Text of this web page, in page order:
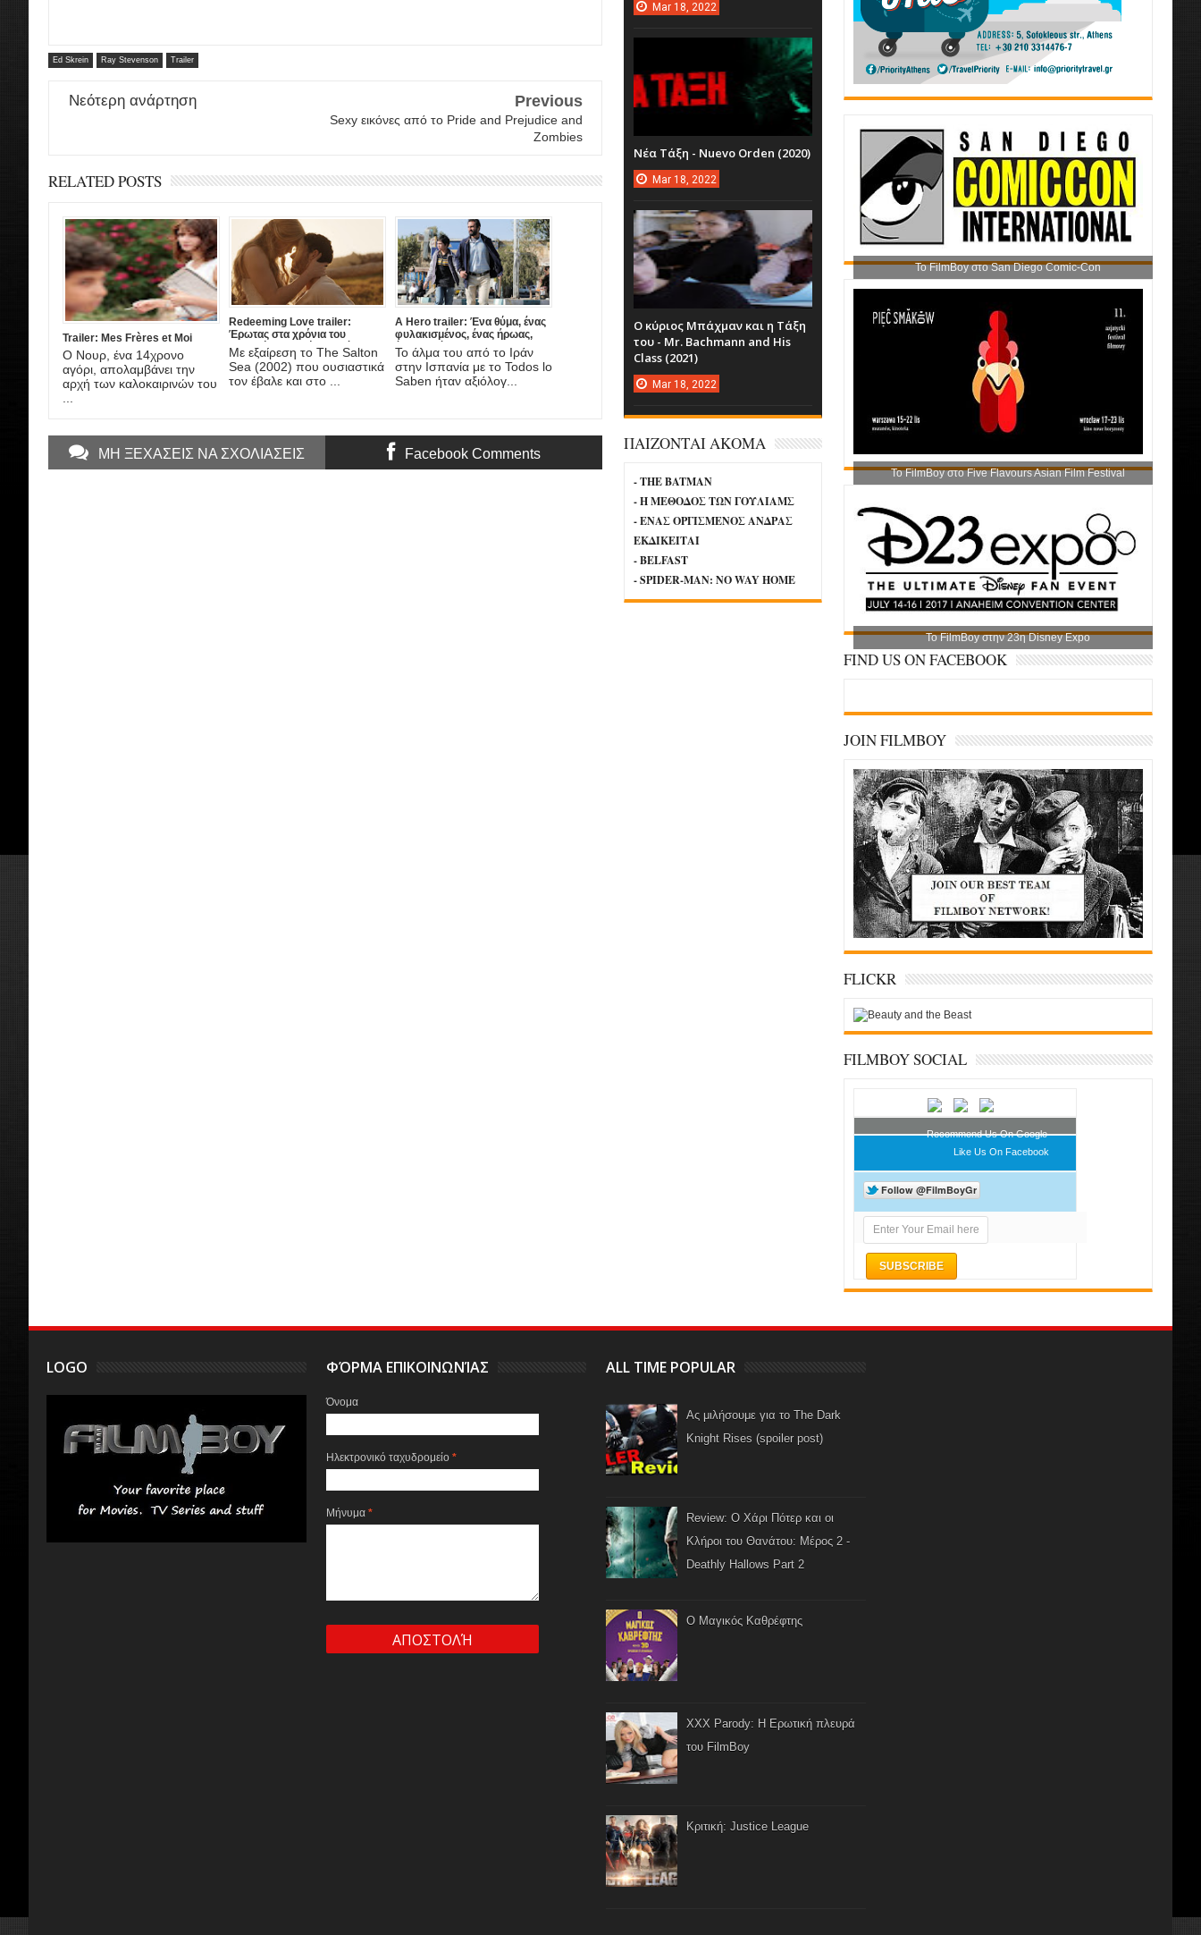
Ed Skrein Ray Stevenson Trailer
Νεότερη ανάρτηση Previous
Sexy εικόνες από το Pride and Prejudice and
Zombies
RELATED POSTS
Trailer: Mes Frères et Moi
Ο Νουρ, ένα 14χρονο
αγόρι, απολαμβάνει την
αρχή των καλοκαιρινών του
...
Redeeming Love trailer:
Έρωτας στα χρόνια του
Χρυσού Πυρετού, στη νέα
ταινία του DJ Caruso
Με εξαίρεση το The Salton
Sea (2002) που ουσιαστικά
τον έβαλε και στο ...
A Hero trailer: Ένα θύμα, ένας
φυλακισμένος, ένας ήρωας,
ένας πατέρας. Έρχεται στο
Amazon η νέα ταινία του
Asghar Farhadi!
Το άλμα του από το Ιράν
στην Ισπανία με το Todos lo
Saben ήταν αξιόλογ...
ΜΗ ΞΕΧΑΣΕΙΣ ΝΑ ΣΧΟΛΙΑΣΕΙΣ Facebook Comments
Το FilmBoy στο San Diego Comic-Con
Το FilmBoy στο Five Flavours Asian Film Festival
Το FilmBoy στην 23η Disney Expo
FIND US ON FACEBOOK
JOIN FILMBOY
FLICKR
FILMBOY SOCIAL
Recommend Us On Google
Like Us On Facebook
Mar 18, 2022
Νέα Τάξη - Nuevo Orden (2020)
Mar 18, 2022
Ο κύριος Μπάχμαν και η Τάξη
του - Mr. Bachmann and His
Class (2021)
Mar 18, 2022
ΠΑΙΖΟΝΤΑΙ ΑΚΟΜΑ
- THE BATMAN
- Η ΜΕΘΟΔΟΣ ΤΩΝ ΓΟΥΛΙΑΜΣ
- ΕΝΑΣ ΟΡΓΙΣΜΕΝΟΣ ΑΝΔΡΑΣ
ΕΚΔΙΚΕΙΤΑΙ
- BELFAST
- SPIDER-MAN: NO WAY HOME
LOGO ΦΌΡΜΑ ΕΠΙΚΟΙΝΩΝΊΑΣ
Όνομα
Ηλεκτρονικό ταχυδρομείο*
Μήνυμα*
ALL TIME POPULAR
Ας μιλήσουμε για το The Dark
Knight Rises (spoiler post)
Review: Ο Χάρι Πότερ και οι
Κλήροι του Θανάτου: Μέρος 2 -
Deathly Hallows Part 2
Ο Μαγικός Καθρέφτης
XXX Parody: Η Ερωτική πλευρά
του FilmBoy
Κριτική: Justice League